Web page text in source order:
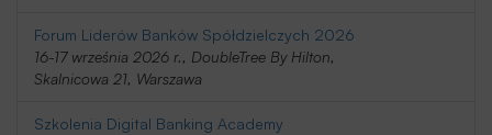
Forum Liderów Banków Spółdzielczych 2026
16-17 września 2026 r., DoubleTree By Hilton,
Skalnicowa 21, Warszawa
Szkolenia Digital Banking Academy